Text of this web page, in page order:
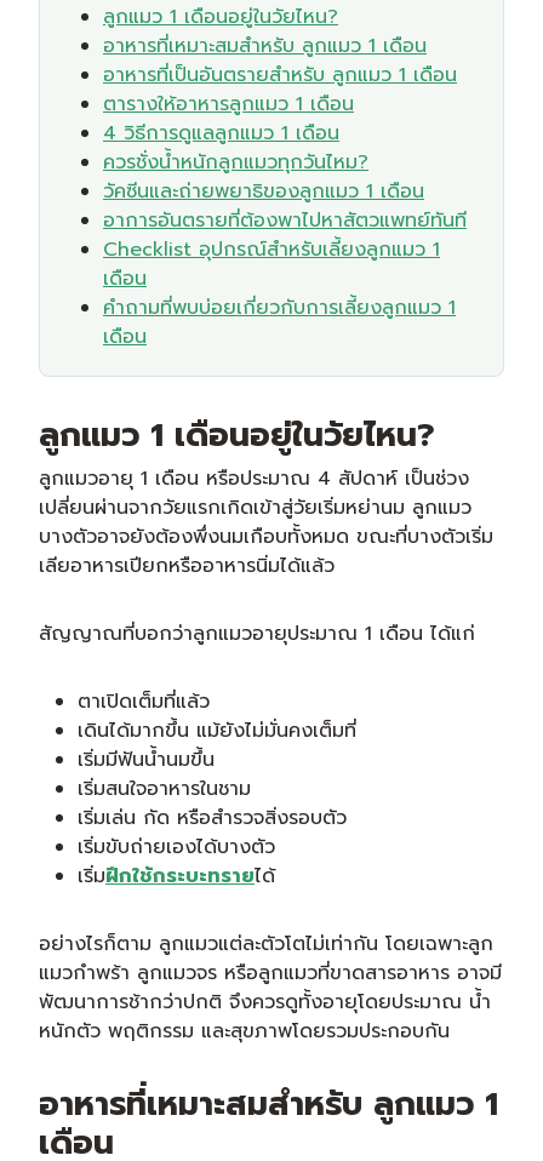
ลูกแมว 1 เดือนอยู่ในวัยไหน?
อาหารที่เหมาะสมสำหรับ ลูกแมว 1 เดือน
อาหารที่เป็นอันตรายสำหรับ ลูกแมว 1 เดือน
ตารางให้อาหารลูกแมว 1 เดือน
4 วิธีการดูแลลูกแมว 1 เดือน
ควรชั่งน้ำหนักลูกแมวทุกวันไหม?
วัคซีนและถ่ายพยาธิของลูกแมว 1 เดือน
อาการอันตรายที่ต้องพาไปหาสัตวแพทย์ทันที
Checklist อุปกรณ์สำหรับเลี้ยงลูกแมว 1
เดือน
คำถามที่พบบ่อยเกี่ยวกับการเลี้ยงลูกแมว 1
เดือน
ลูกแมว 1 เดือนอยู่ในวัยไหน?
ลูกแมวอายุ 1 เดือน หรือประมาณ 4 สัปดาห์ เป็นช่วง
เปลี่ยนผ่านจากวัยแรกเกิดเข้าสู่วัยเริ่มหย่านม ลูกแมว
บางตัวอาจยังต้องพึ่งนมเกือบทั้งหมด ขณะที่บางตัวเริ่ม
เลียอาหารเปียกหรืออาหารนิ่มได้แล้ว
สัญญาณที่บอกว่าลูกแมวอายุประมาณ 1 เดือน ได้แก่
ตาเปิดเต็มที่แล้ว
เดินได้มากขึ้น แม้ยังไม่มั่นคงเต็มที่
เริ่มมีฟันน้ำนมขึ้น
เริ่มสนใจอาหารในชาม
เริ่มเล่น กัด หรือสำรวจสิ่งรอบตัว
เริ่มขับถ่ายเองได้บางตัว
เริ่มฝึกใช้กระบะทรายได้
อย่างไรก็ตาม ลูกแมวแต่ละตัวโตไม่เท่ากัน โดยเฉพาะลูก
แมวกำพร้า ลูกแมวจร หรือลูกแมวที่ขาดสารอาหาร อาจมี
พัฒนาการช้ากว่าปกติ จึงควรดูทั้งอายุโดยประมาณ น้ำ
หนักตัว พฤติกรรม และสุขภาพโดยรวมประกอบกัน
อาหารที่เหมาะสมสำหรับ ลูกแมว 1
เดือน